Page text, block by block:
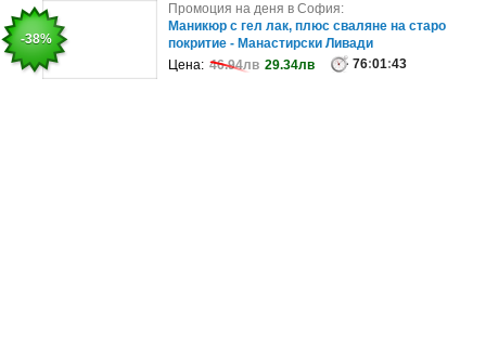
-10%
Промоция на деня в София:
Покори вълните! Изживей незабравим
с джет за един или двама - на..
Цена: 78.23лв 70.41лв 99:01:43
-38%
Промоция на деня в София:
Маникюр с гел лак, плюс сваляне на старо
покритие - Манастирски Ливади
Цена: 46.94лв 29.34лв 76:01:43